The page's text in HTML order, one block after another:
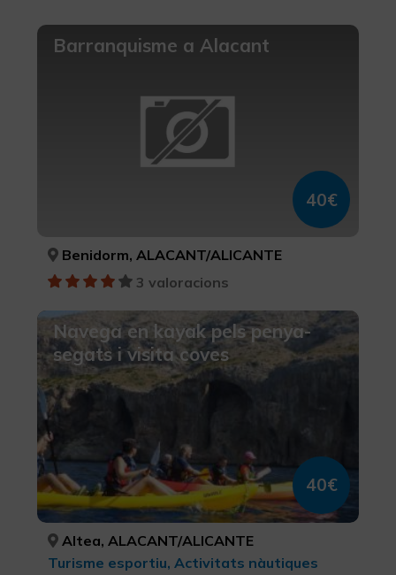
Barranquisme a Alacant
40€
Benidorm, ALACANT/ALICANTE
3 valoracions
Navega en kayak pels penya-
segats i visita coves
40€
Altea, ALACANT/ALICANTE
Turisme esportiu, Activitats nàutiques